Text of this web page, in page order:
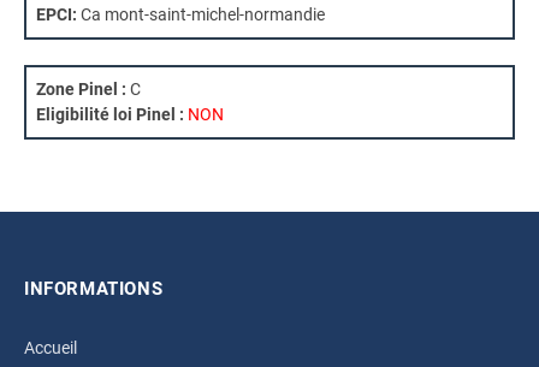
EPCI: Ca mont-saint-michel-normandie
Zone Pinel : C
Eligibilité loi Pinel : NON
INFORMATIONS
Accueil